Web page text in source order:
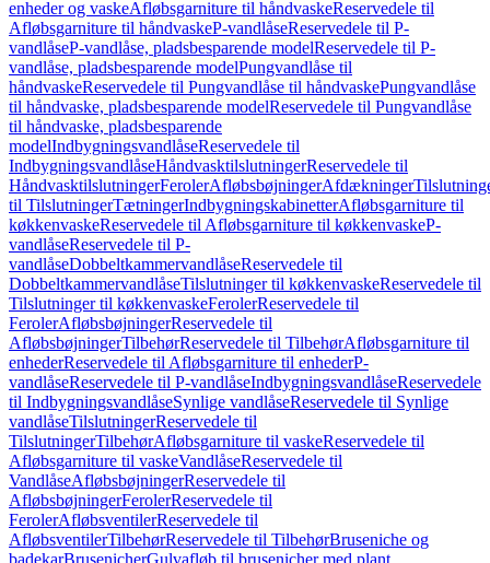
enheder og vaskeAfløbsgarniture til håndvaskeReservedele til
Afløbsgarniture til håndvaskeP-vandlåseReservedele til P-
vandlåseP-vandlåse, pladsbesparende modelReservedele til P-
vandlåse, pladsbesparende modelPungvandlåse til
håndvaskeReservedele til Pungvandlåse til håndvaskePungvandlåse
til håndvaske, pladsbesparende modelReservedele til Pungvandlåse
til håndvaske, pladsbesparende
modelIndbygningsvandlåseReservedele til
IndbygningsvandlåseHåndvasktilslutningerReservedele til
HåndvasktilslutningerFerolerAfløbsbøjningerAfdækninger
til TilslutningerTætningerIndbygningskabinetterAfløbsgarniture til
køkkenvaskeReservedele til Afløbsgarniture til køkkenvaskeP-
vandlåseReservedele til P-
vandlåseDobbeltkammervandlåseReservedele til
DobbeltkammervandlåseTilslutninger til køkkenvaskeReservedele til
Tilslutninger til køkkenvaskeFerolerReservedele til
FerolerAfløbsbøjningerReservedele til
AfløbsbøjningerTilbehørReservedele til TilbehørAfløbsgarniture til
enhederReservedele til Afløbsgarniture til enhederP-
vandlåseReservedele til P-vandlåseIndbygningsvandlåseReservedele
til IndbygningsvandlåseSynlige vandlåseReservedele til Synlige
vandlåseTilslutningerReservedele til
TilslutningerTilbehørAfløbsgarniture til vaskeReservedele til
Afløbsgarniture til vaskeVandlåseReservedele til
VandlåseAfløbsbøjningerReservedele til
AfløbsbøjningerFerolerReservedele til
FerolerAfløbsventilerReservedele til
AfløbsventilerTilbehørReservedele til TilbehørBruseniche og
badekarBrusenicherGulvafløb til brusenicher med plant